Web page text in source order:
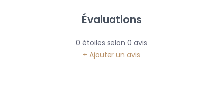
Évaluations
0 étoiles selon 0 avis
+ Ajouter un avis